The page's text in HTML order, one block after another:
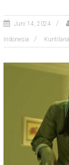
Juni 14, 2024
Indonesia